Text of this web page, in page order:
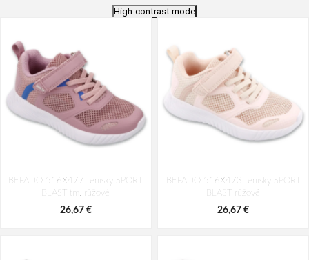
High-contrast mode
BEFADO 516X477 tenisky SPORT
BLAST tm. růžové
26,67 €
BEFADO 516X473 tenisky SPORT
BLAST růžové
26,67 €